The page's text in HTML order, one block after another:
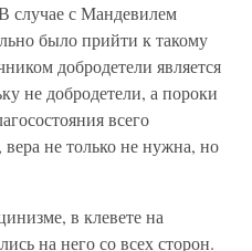
случае с Мандевилем
было прийти к такому
добродетели является
не добродетели, а пороки
всего
вера не только не нужна, но
в клевете на
на него со всех сторон.